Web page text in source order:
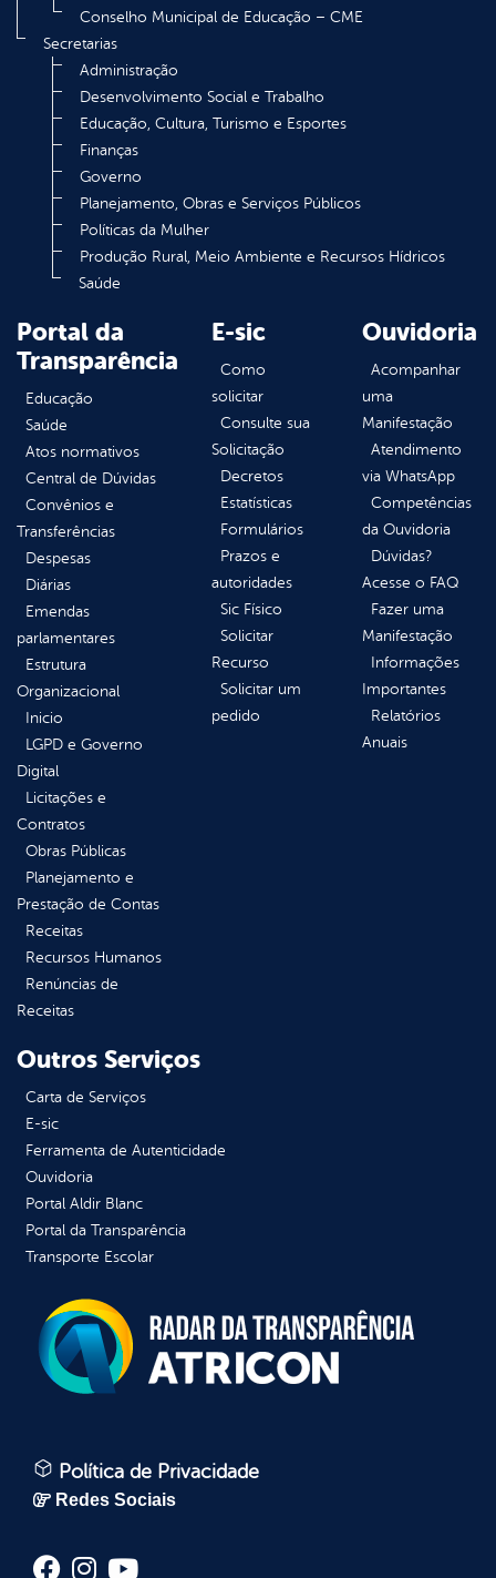
Conselho Municipal de Educação – CME
Secretarias
Administração
Desenvolvimento Social e Trabalho
Educação, Cultura, Turismo e Esportes
Finanças
Governo
Planejamento, Obras e Serviços Públicos
Políticas da Mulher
Produção Rural, Meio Ambiente e Recursos Hídricos
Saúde
Portal da
Transparência
Educação
Saúde
Atos normativos
Central de Dúvidas
Convênios e
Transferências
Despesas
Diárias
Emendas
parlamentares
Estrutura
Organizacional
Inicio
LGPD e Governo
Digital
Licitações e
Contratos
Obras Públicas
Planejamento e
Prestação de Contas
Receitas
Recursos Humanos
Renúncias de
Receitas
E-sic
Como
solicitar
Consulte sua
Solicitação
Decretos
Estatísticas
Formulários
Prazos e
autoridades
Sic Físico
Solicitar
Recurso
Solicitar um
pedido
Ouvidoria
Acompanhar
uma
Manifestação
Atendimento
via WhatsApp
Competências
da Ouvidoria
Dúvidas?
Acesse o FAQ
Fazer uma
Manifestação
Informações
Importantes
Relatórios
Anuais
Outros Serviços
Carta de Serviços
E-sic
Ferramenta de Autenticidade
Ouvidoria
Portal Aldir Blanc
Portal da Transparência
Transporte Escolar
Política de Privacidade
Redes Sociais